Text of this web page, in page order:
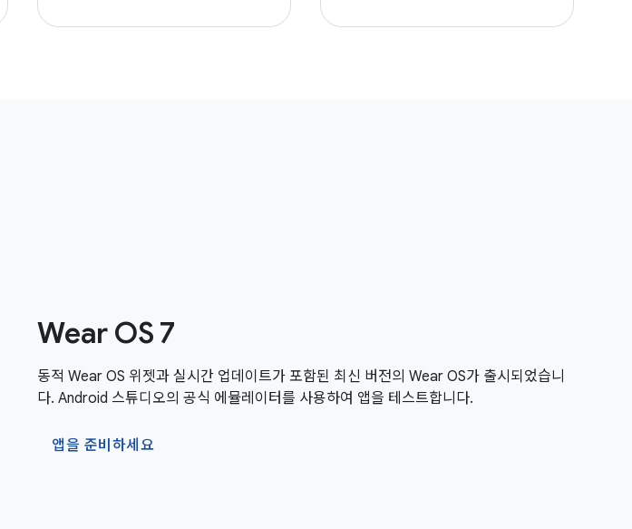
Wear OS 7
동적 Wear OS 위젯과 실시간 업데이트가 포함된 최신 버전의 Wear OS가 출시되었습니
다. Android 스튜디오의 공식 에뮬레이터를 사용하여 앱을 테스트합니다.
앱을 준비하세요